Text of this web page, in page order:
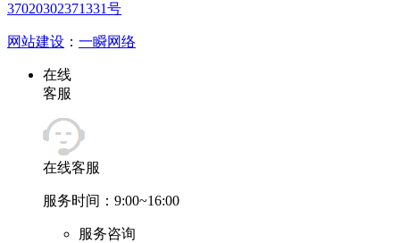
37020302371331号
网站建设 ： 一瞬网络
在线
客服
在线客服
服务时间：9:00~16:00
服务咨询